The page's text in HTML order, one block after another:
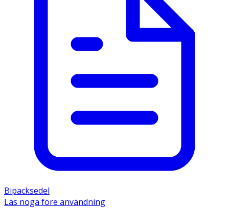
- Ej lämplig för kattungar under 0,5 kg.
milbemycinoxim 4 mg, prazikvantel 10 mg samt järnoxid
(E172) 0,288 mg. Kärna: mikrokristallin cellulosa,
Dragering: hypromellos, makrogol, talk, röd järnoxid
Bipacksedel
Läs noga före användning